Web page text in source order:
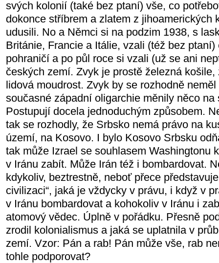
svých kolonií (také bez ptaní) vše, co
dokonce stříbrem a zlatem z jihoamerických
udusili. No a Němci si na podzim 1938, s
Británie, Francie a Itálie, vzali (též bez
pohraničí a po půl roce si vzali (už se ani
českých zemí. Zvyk je prostě železná košile,
lidová moudrost. Zvyk by se rozhodně
současné západní oligarchie měnily něco
Postupují docela jednoduchým způsobem.
tak se rozhodly, že Srbsko nemá právo na
území, na Kosovo. I bylo Kosovo Srbsku
tak může Izrael se souhlasem Washingtonu
v Iránu zabít. Může Irán též i bombardovat.
kdykoliv, beztrestně, neboť přece
civilizaci“, jaká je vždycky v právu, i když v
v Iránu bombardovat a kohokoliv v Iránu i
atomový vědec. Úplně v pořádku. Přesně
zrodil kolonialismus a jaká se uplatnila v
zemí. Vzor: Pán a rab! Pán může vše, rab
tohle podporovat?